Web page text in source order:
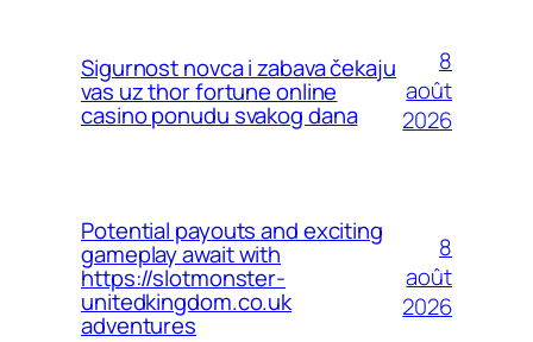
Sigurnost novca i zabava čekaju
vas uz thor fortune online
casino ponudu svakog dana
8
août
2026
Potential payouts and exciting
gameplay await with
https://slotmonster-
unitedkingdom.co.uk
adventures
8
août
2026